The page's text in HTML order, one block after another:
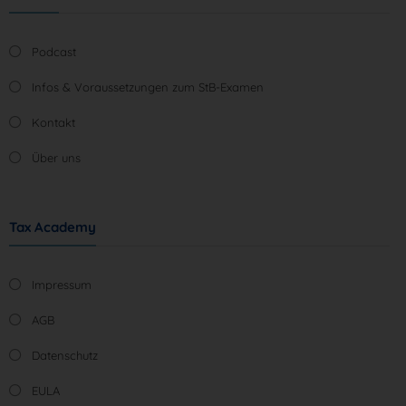
Podcast
Infos & Voraussetzungen zum StB-Examen
Kontakt
Über uns
Tax Academy
Impressum
AGB
Datenschutz
EULA